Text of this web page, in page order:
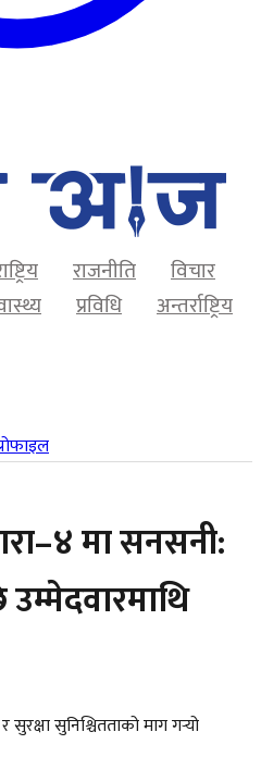
राजनीति
विचार
प्रविधि
अन्तर्राष्ट्रिय
मा सनसनी:
उम्मेदवारमाथि
सुरक्षा सुनिश्चितताको माग गर्‍यो